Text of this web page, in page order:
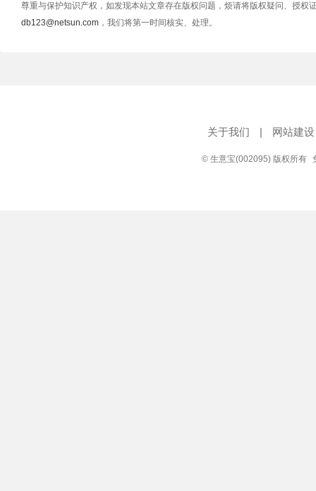
尊重与保护知识产权，如发现本站文章存在版权问题，烦请将版权疑问、授权
db123@netsun.com ，我们将第一时间核实、处理。
关于我们 | 网站建设
© 生意宝(002095) 版权所有